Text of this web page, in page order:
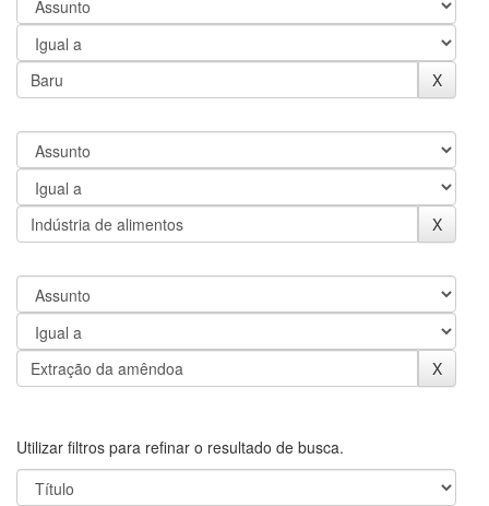
Utilizar filtros para refinar o resultado de busca.